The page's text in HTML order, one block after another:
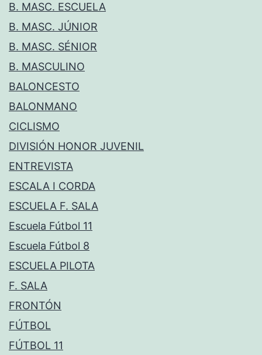
B. MASC. ESCUELA
B. MASC. JÚNIOR
B. MASC. SÉNIOR
B. MASCULINO
BALONCESTO
BALONMANO
CICLISMO
DIVISIÓN HONOR JUVENIL
ENTREVISTA
ESCALA I CORDA
ESCUELA F. SALA
Escuela Fútbol 11
Escuela Fútbol 8
ESCUELA PILOTA
F. SALA
FRONTÓN
FÚTBOL
FÚTBOL 11